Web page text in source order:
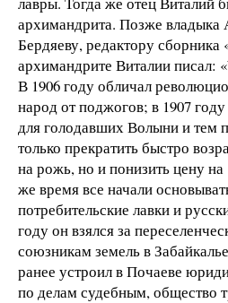
архимандрита. Позже
Бердяеву, редактору сборника
архимандрите Виталии писал:
В 1906 году обличал
народ от поджогов; в 1907
для голодавших Волыни и тем
только прекратить быстро
на рожь, но и понизить цену на
же время все начали
потребительские лавки и
году он взялся за
союзникам земель в
ранее устроил в Почаеве
по делам судебным, общество